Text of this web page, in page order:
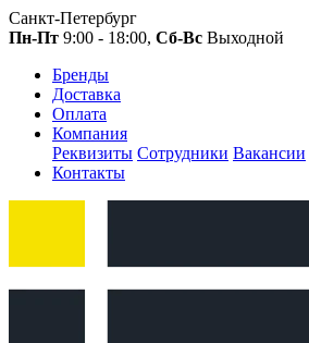
Санкт-Петербург
Пн-Пт 9:00 - 18:00, Сб-Вс Выходной
Бренды
Доставка
Оплата
Компания
Реквизиты Сотрудники Вакансии
Контакты